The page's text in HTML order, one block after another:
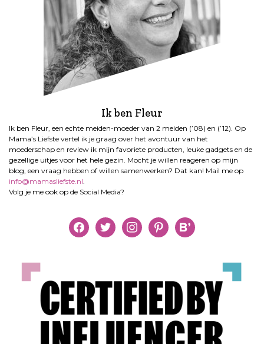
Ik ben Fleur
Ik ben Fleur, een echte meiden-moeder van 2 meiden (’08) en (’12). Op
Mama’s Liefste vertel ik je graag over het avontuur van het
moederschap en review ik mijn favoriete producten, leuke gadgets en de
gezellige uitjes voor het hele gezin. Mocht je willen reageren op mijn
blog, een vraag hebben of willen samenwerken? Dat kan! Mail me op
info@mamasliefste.nl
Volg je me ook op de Social Media?
facebooktwitter instagrampinterestbloglovin